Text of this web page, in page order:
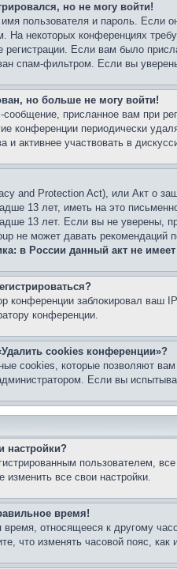
но не могу войти!
пользователя и пароль. Если
На некоторых конференциях
регистрации. Если вам было
спам-фильтром. Если вы
но больше не могу войти!
сообщение, присланное вам при
конференции периодически
и активнее участвовать в
and Protection Act), или Акт о
13 лет, иметь на это
13 лет. Если вы не уверены,
не может давать
в России данный акт не
конференции заблокировал ваш
конференции.
cookies конференции»?
cookies, которые позволяют
Если вы
настройки?
пользователем,
все свои настройки.
время!
относящееся к другому
что изменять часовой пояс,